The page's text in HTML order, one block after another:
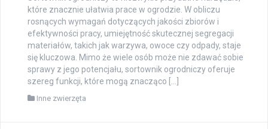
które znacznie ułatwia prace w ogrodzie. W obliczu
rosnących wymagań dotyczących jakości zbiorów i
efektywności pracy, umiejętność skutecznej segregacji
materiałów, takich jak warzywa, owoce czy odpady, staje
się kluczowa. Mimo że wiele osób może nie zdawać sobie
sprawy z jego potencjału, sortownik ogrodniczy oferuje
szereg funkcji, które mogą znacząco […]
Inne zwierzęta